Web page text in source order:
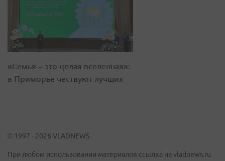
«Семья – это целая вселенная»:
в Приморье чествуют лучших
© 1997 - 2026 VLADNEWS
При любом использовании материалов ссылка на vladnews.ru